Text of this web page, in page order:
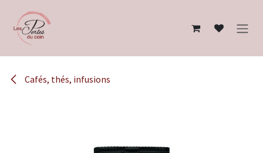
Cafés, thés, infusions